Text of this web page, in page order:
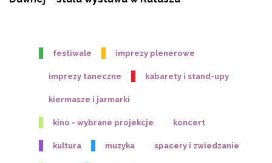
festiwale imprezy plenerowe
imprezy taneczne kabarety i stand-upy
kiermasze i jarmarki
kino - wybrane projekcje koncert
kultura muzyka spacery i zwiedzanie